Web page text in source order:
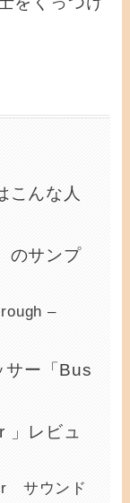
んな人
サンプ
–
サー「Bus
」レビュ
サウンド